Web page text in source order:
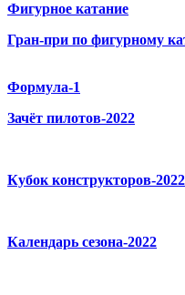
Фигурное катание
Гран-при по фигурному
Формула-1
Зачёт пилотов-2022
Кубок конструкторов-2022
Календарь сезона-2022